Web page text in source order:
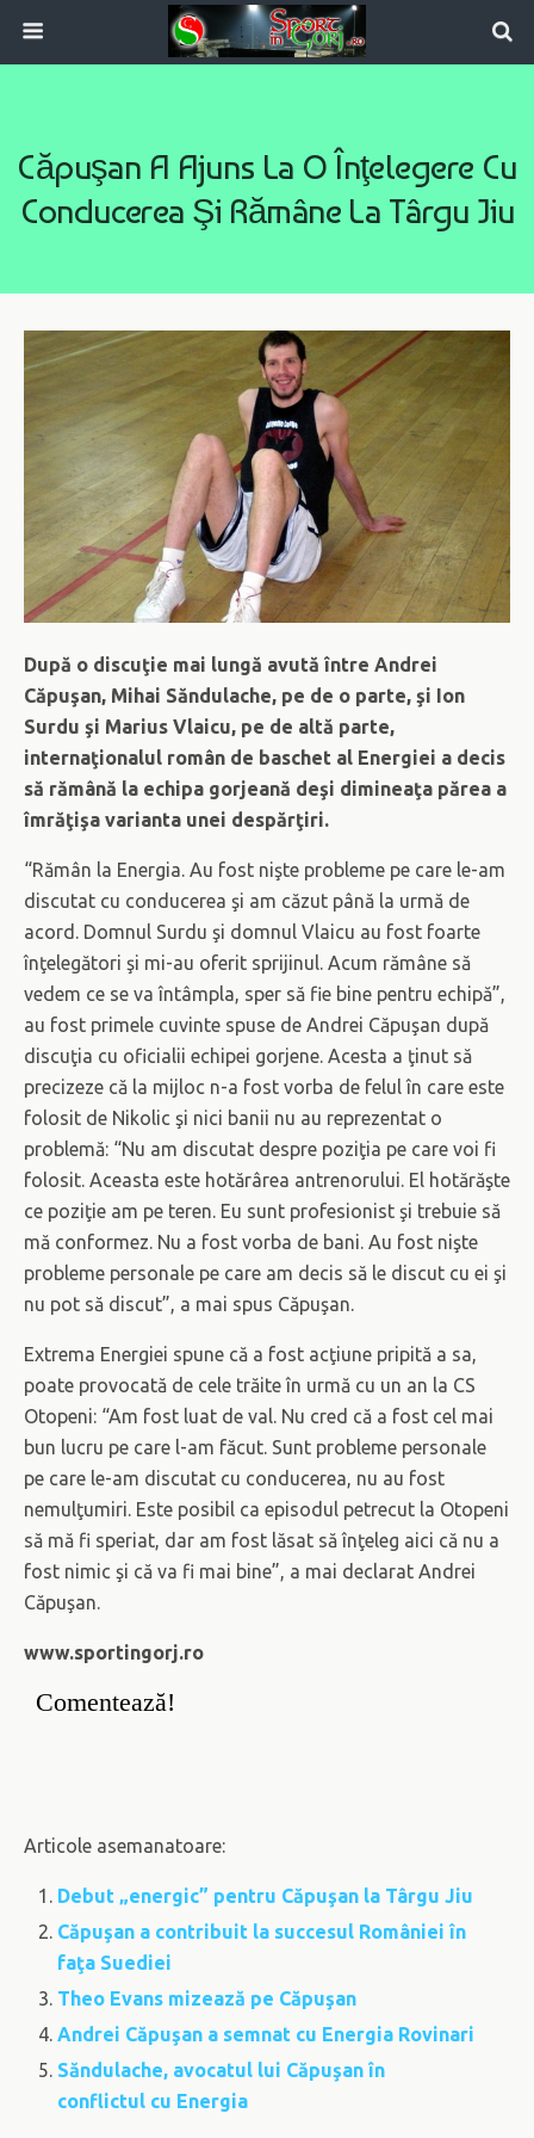
Căpuşan A Ajuns La O Înţelegere Cu
Conducerea Şi Rămâne La Târgu Jiu
După o discuţie mai lungă avută între Andrei
Căpuşan, Mihai Săndulache, pe de o parte, şi Ion
Surdu şi Marius Vlaicu, pe de altă parte,
internaţionalul român de baschet al Energiei a decis
să rămână la echipa gorjeană deşi dimineaţa părea a
îmrăţişa varianta unei despărţiri.
“Rămân la Energia. Au fost nişte probleme pe care le-am
discutat cu conducerea şi am căzut până la urmă de
acord. Domnul Surdu şi domnul Vlaicu au fost foarte
înţelegători şi mi-au oferit sprijinul. Acum rămâne să
vedem ce se va întâmpla, sper să fie bine pentru echipă”,
au fost primele cuvinte spuse de Andrei Căpuşan după
discuţia cu oficialii echipei gorjene. Acesta a ţinut să
precizeze că la mijloc n-a fost vorba de felul în care este
folosit de Nikolic şi nici banii nu au reprezentat o
problemă: “Nu am discutat despre poziţia pe care voi fi
folosit. Aceasta este hotărârea antrenorului. El hotărăşte
ce poziţie am pe teren. Eu sunt profesionist şi trebuie să
mă conformez. Nu a fost vorba de bani. Au fost nişte
probleme personale pe care am decis să le discut cu ei şi
nu pot să discut”, a mai spus Căpuşan.
Extrema Energiei spune că a fost acţiune pripită a sa,
poate provocată de cele trăite în urmă cu un an la CS
Otopeni: “Am fost luat de val. Nu cred că a fost cel mai
bun lucru pe care l-am făcut. Sunt probleme personale
pe care le-am discutat cu conducerea, nu au fost
nemulţumiri. Este posibil ca episodul petrecut la Otopeni
să mă fi speriat, dar am fost lăsat să înţeleg aici că nu a
fost nimic şi că va fi mai bine”, a mai declarat Andrei
Căpuşan.
www.sportingorj.ro
Comentează!
Articole asemanatoare:
Debut „energic” pentru Căpuşan la Târgu Jiu
Căpuşan a contribuit la succesul României în
faţa Suediei
Theo Evans mizează pe Căpuşan
Andrei Căpuşan a semnat cu Energia Rovinari
Săndulache, avocatul lui Căpuşan în
conflictul cu Energia